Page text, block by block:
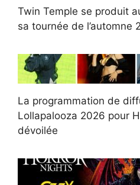
Twin Temple se produit
sa tournée de l’automne
La programmation de
Lollapalooza 2026 pour
dévoilée